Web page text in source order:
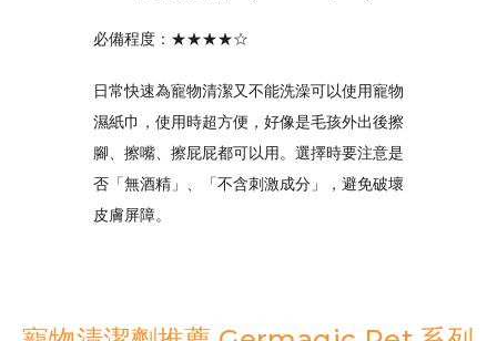
必備程度：★★★★☆
日常快速為寵物清潔又不能洗澡可以使用寵物
濕紙巾，使用時超方便，好像是毛孩外出後擦
腳、擦嘴、擦屁屁都可以用。選擇時要注意是
否「無酒精」、「不含刺激成分」，避免破壞
皮膚屏障。